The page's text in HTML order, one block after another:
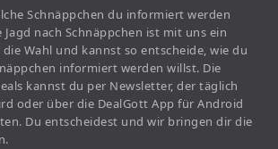
Schnäppchen du informiert werden
nach Schnäppchen ist mit uns ein
Wahl und kannst so entscheide, wie du
informiert werden willst. Die
kannst du per Newsletter, der täglich
oder über die DealGott App für Android
Du entscheidest und wir bringen dir die